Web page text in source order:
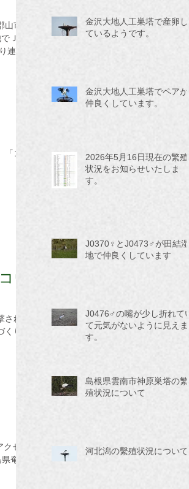
山市
連絡
ウ
り」
金沢大地人工巣塔で産卵し
ているようです。
金沢大地人工巣塔でペアが
仲良くしています。
2026年5月16日現在の繁殖
状況をお知らせいたしま
す。
J0370♀とJ0473♂が田結湿
地で仲良くしています
J0476♂の嘴が少し折れてい
て元気がないように見えま
す。
島根県雲南市神原巣塔の繁
殖状況について
河北潟の繫殖状況について